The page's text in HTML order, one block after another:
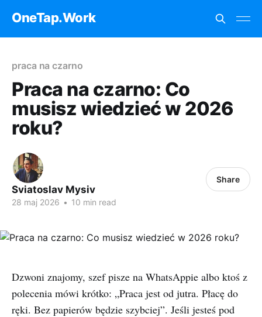
OneTap.Work
praca na czarno
Praca na czarno: Co
musisz wiedzieć w 2026
roku?
Sviatoslav Mysiv
28 maj 2026 • 10 min read
Share
Dzwoni znajomy, szef pisze na WhatsAppie albo ktoś z
polecenia mówi krótko: „Praca jest od jutra. Płacę do
ręki. Bez papierów będzie szybciej”. Jeśli jesteś pod